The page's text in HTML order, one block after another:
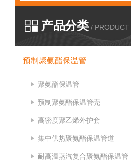
产品分类 / PRODUCT
预制聚氨酯保温管
聚氨酯保温管
预制聚氨酯保温管壳
高密度聚乙烯外护套
集中供热聚氨酯保温管道
耐高温蒸汽复合聚氨酯保温管